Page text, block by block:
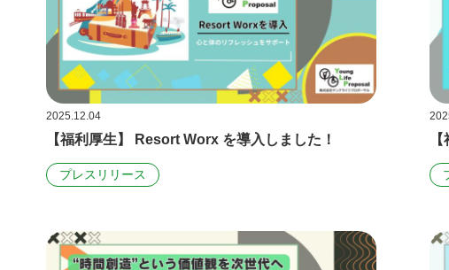
2025.12.04
【福利厚生】 Resort Worx を導入しました！
プレスリリース